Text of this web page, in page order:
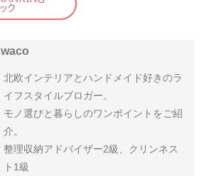
waco
北欧インテリアとハンドメイド好きのラ
イフスタイルブロガー。
モノ選びと暮らしのワンポイントをご紹
介。
整理収納アドバイザー2級、クリンネス
ト1級